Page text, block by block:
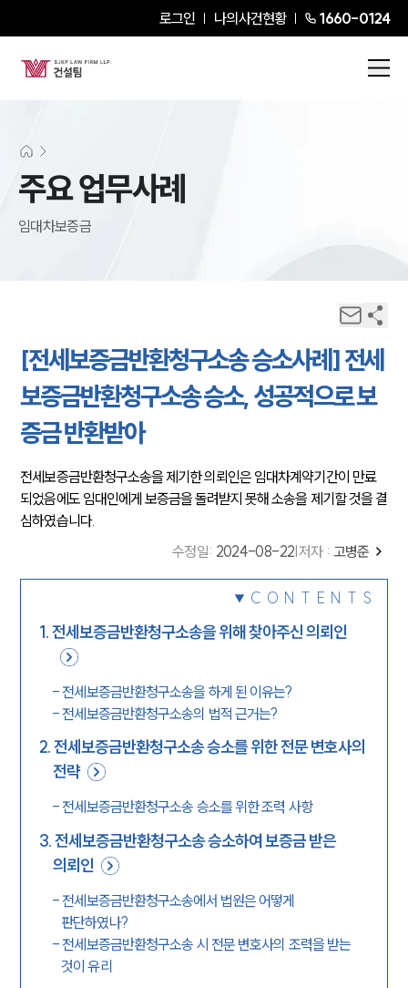
로그인 나의사건현황 1660-0124
주요 업무사례
임대차보증금
[전세보증금반환청구소송 승소사례] 전세
보증금반환청구소송 승소, 성공적으로 보
증금 반환받아
전세보증금반환청구소송을 제기한 의뢰인은 임대차계약기간이 만료
되었음에도 임대인에게 보증금을 돌려받지 못해 소송을 제기할 것을 결
심하였습니다.
수정일: 2024-08-22 저자 : 고병준
CONTENTS
1.전세보증금반환청구소송을 위해 찾아주신 의뢰인
- 전세보증금반환청구소송을 하게 된 이유는?
- 전세보증금반환청구소송의 법적 근거는?
2.전세보증금반환청구소송 승소를 위한 전문 변호사의
전략
- 전세보증금반환청구소송 승소를 위한 조력 사항
3.전세보증금반환청구소송 승소하여 보증금 받은
의뢰인
- 전세보증금반환청구소송에서 법원은 어떻게
판단하였나?
- 전세보증금반환청구소송 시 전문 변호사의 조력을 받는
것이 유리